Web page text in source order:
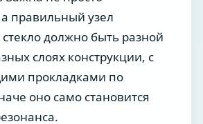
правильный узел
должно быть разной
слоях конструкции, с
прокладками по
оно само становится